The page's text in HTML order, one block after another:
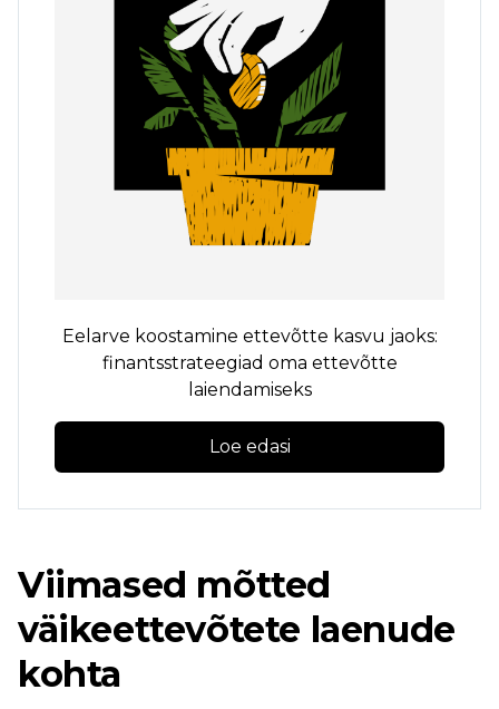
Eelarve koostamine ettevõtte kasvu jaoks:
finantsstrateegiad oma ettevõtte
laiendamiseks
Loe edasi
Viimased mõtted
väikeettevõtete laenude
kohta